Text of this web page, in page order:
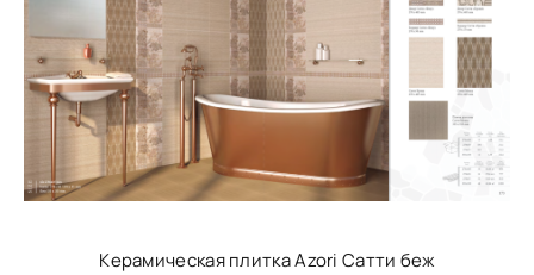
Керамическая плитка Azori Сатти беж